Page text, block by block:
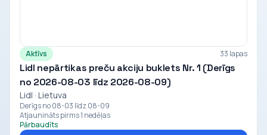
Aktīvs 33 lapas
Lidl nepārtikas preču akciju buklets Nr. 1 (Derīgs
no 2026-08-03 līdz 2026-08-09)
Lidl · Lietuva
Derīgs no 08-03 līdz 08-09
Atjaunināts pirms 1 nedēļas
Pārbaudīts